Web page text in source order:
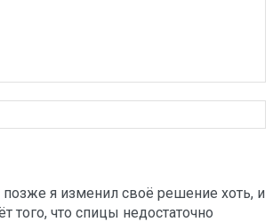
я изменил своё решение хоть, и
того, что спицы недостаточно